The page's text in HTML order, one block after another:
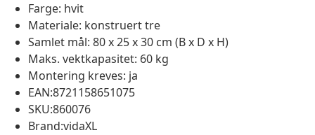
Farge: hvit
Materiale: konstruert tre
Samlet mål: 80 x 25 x 30 cm (B x D x H)
Maks. vektkapasitet: 60 kg
Montering kreves: ja
EAN:8721158651075
SKU:860076
Brand:vidaXL